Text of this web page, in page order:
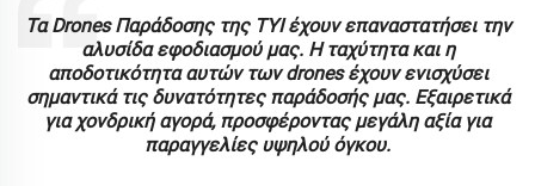
επαναστατήσει την
Η ταχύτητα και η
έχουν ενισχύσει
μας. Εξαιρετικά
μεγάλη αξία για
Το Drone FPV της TYI έχει
με την ανώτερη απόδοσή του
εμπειρία πτήσης. Ιδανικό για
προσφέρει εξαιρετική
τιμές